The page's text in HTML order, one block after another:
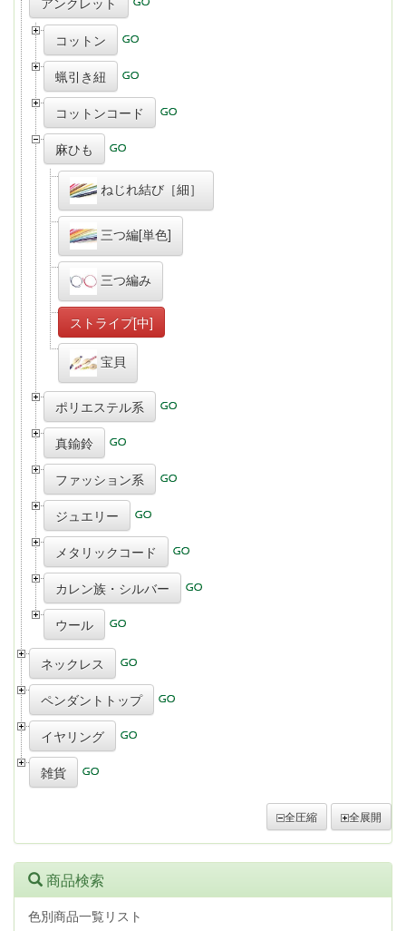
コットン
蝋引き紐
コットンコード
麻ひも
ねじれ結び［細］
三つ編[単色]
三つ編み
ストライプ[中]
宝貝
ポリエステル系
真鍮鈴
ファッション系
ジュエリー
メタリックコード
カレン族・シルバー
ウール
ネックレス
ペンダントトップ
イヤリング
雑貨
全圧縮 全展開
商品検索
色別商品一覧リスト